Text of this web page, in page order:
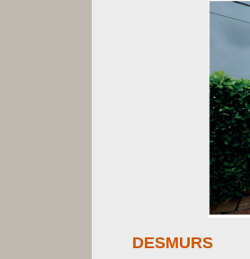
DESMURS